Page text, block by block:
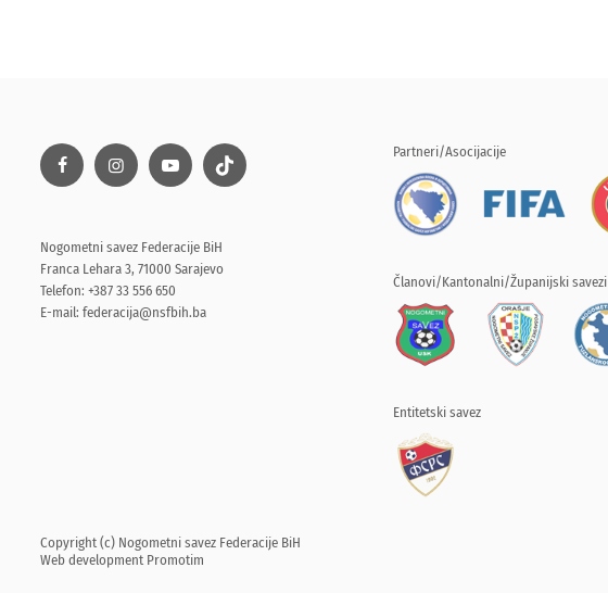
Nogometni savez Federacije BiH
Franca Lehara 3, 71000 Sarajevo
Telefon: +387 33 556 650
E-mail: federacija@nsfbih.ba
Partneri/Asocijacije
Članovi/Kantonalni/Županijski savezi
Entitetski savez
Copyright (c) Nogometni savez Federacije BiH
Web development Promotim